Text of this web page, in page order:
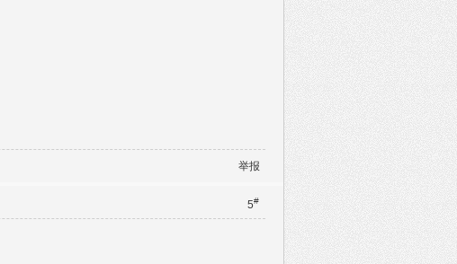
举报
5#